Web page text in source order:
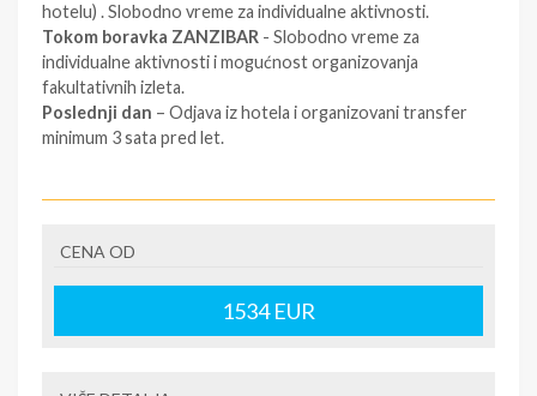
hotelu) . Slobodno vreme za individualne aktivnosti.
Tokom boravka ZANZIBAR - Slobodno vreme za
individualne aktivnosti i mogućnost organizovanja
fakultativnih izleta.
Poslednji dan – Odjava iz hotela i organizovani transfer
minimum 3 sata pred let.
Prema zahtevu putnika
CENA OD
1534EUR